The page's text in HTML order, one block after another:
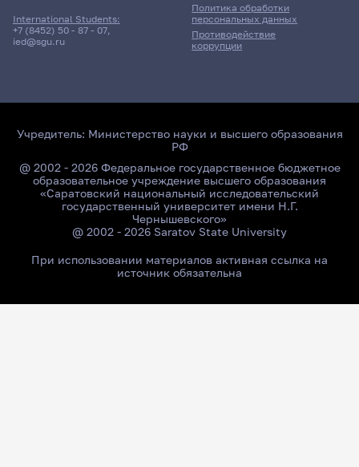
International Students:
+7 (8452) 50 - 87 - 07,
ied@sgu.ru
Политика обработки
персональных данных
Противодействие
коррупции
Учредитель: Министерство науки и высшего образования
РФ
@ 2002 - 2026 Федеральное государственное бюджетное
образовательное учреждение высшего образования
«Саратовский национальный исследовательский
государственный университет имени Н.Г.
Чернышевского»
@ 2002 - 2026 Saratov State University
При использовании материалов активная ссылка на
источник обязательна